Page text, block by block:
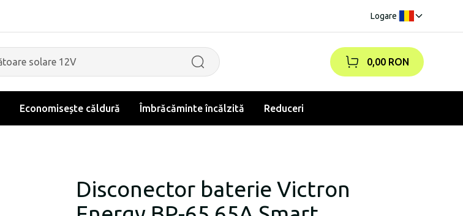
Logare
0,00 RON
Economisește căldură Îmbrăcăminte încălzită Reduceri
Disconector baterie Victron